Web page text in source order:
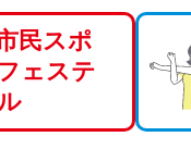
民スポ
ェステ